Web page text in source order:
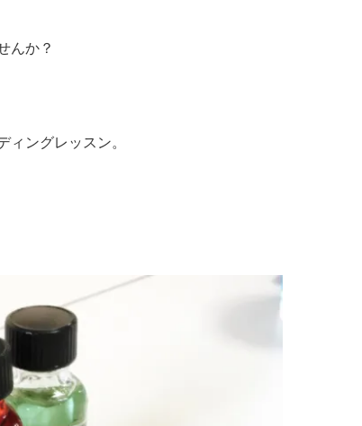
んか？
ディングレッスン。